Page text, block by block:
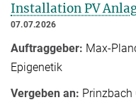
Installation PV
07.07.2026
Auftraggeber: Max-
Epigenetik
Vergeben an: Prinzbach